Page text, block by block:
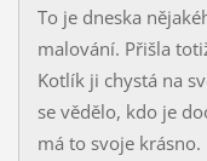
To je dneska
malování. Přišla
Kotlík ji chystá na
se vědělo, kdo je
má to svoje